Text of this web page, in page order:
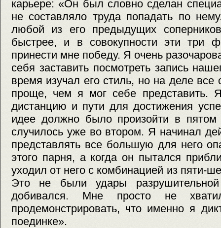
карьере: «Он был словно сделан
не составляло труда попадать по
любой из его предыдущих
быстрее, и в совокупности эти три
принести мне победу. Я очень
себя заставить посмотреть запись
время изучал его стиль, но на деле все
проще, чем я мог себе представить.
дистанцию и пути для достижения
идее должно было произойти в
случилось уже во втором. Я начинал
представлять все большую для него
этого парня, а когда он пытался
уходил от него с комбинацией из пяти-
Это не были удары
добивался. Мне просто не
продемонстрировать, что именно я
поединке».